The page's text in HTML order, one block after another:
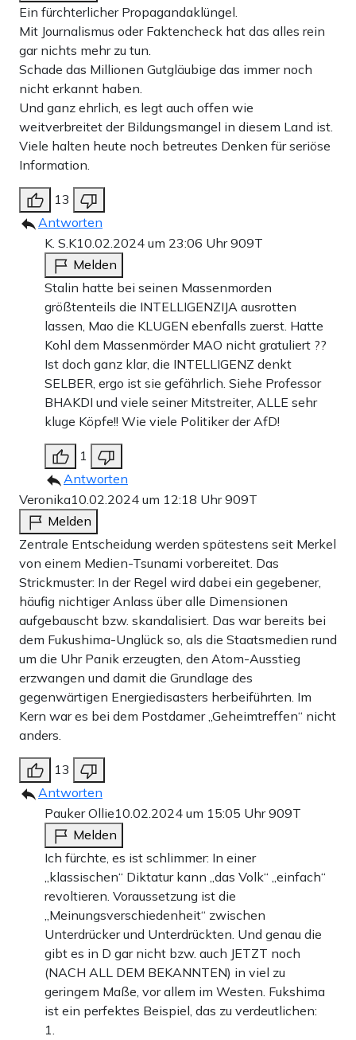
Ein fürchterlicher Propagandaklüngel.
Mit Journalismus oder Faktencheck hat das alles rein
gar nichts mehr zu tun.
Schade das Millionen Gutgläubige das immer noch
nicht erkannt haben.
Und ganz ehrlich, es legt auch offen wie
weitverbreitet der Bildungsmangel in diesem Land ist.
Viele halten heute noch betreutes Denken für seriöse
Information.
13
Antworten
K. S.K10.02.2024 um 23:06 Uhr909T
Melden
Stalin hatte bei seinen Massenmorden
größtenteils die INTELLIGENZIJA ausrotten
lassen, Mao die KLUGEN ebenfalls zuerst. Hatte
Kohl dem Massenmörder MAO nicht gratuliert ??
Ist doch ganz klar, die INTELLIGENZ denkt
SELBER, ergo ist sie gefährlich. Siehe Professor
BHAKDI und viele seiner Mitstreiter, ALLE sehr
kluge Köpfe!! Wie viele Politiker der AfD!
1
Antworten
Veronika10.02.2024 um 12:18 Uhr909T
Melden
Zentrale Entscheidung werden spätestens seit Merkel
von einem Medien-Tsunami vorbereitet. Das
Strickmuster: In der Regel wird dabei ein gegebener,
häufig nichtiger Anlass über alle Dimensionen
aufgebauscht bzw. skandalisiert. Das war bereits bei
dem Fukushima-Unglück so, als die Staatsmedien rund
um die Uhr Panik erzeugten, den Atom-Ausstieg
erzwangen und damit die Grundlage des
gegenwärtigen Energiedisasters herbeiführten. Im
Kern war es bei dem Postdamer „Geheimtreffen“ nicht
anders.
13
Antworten
Pauker Ollie10.02.2024 um 15:05 Uhr909T
Melden
Ich fürchte, es ist schlimmer: In einer
„klassischen“ Diktatur kann „das Volk“ „einfach“
revoltieren. Voraussetzung ist die
„Meinungsverschiedenheit“ zwischen
Unterdrücker und Unterdrückten. Und genau die
gibt es in D gar nicht bzw. auch JETZT noch
(NACH ALL DEM BEKANNTEN) in viel zu
geringem Maße, vor allem im Westen. Fukshima
ist ein perfektes Beispiel, das zu verdeutlichen:
1.